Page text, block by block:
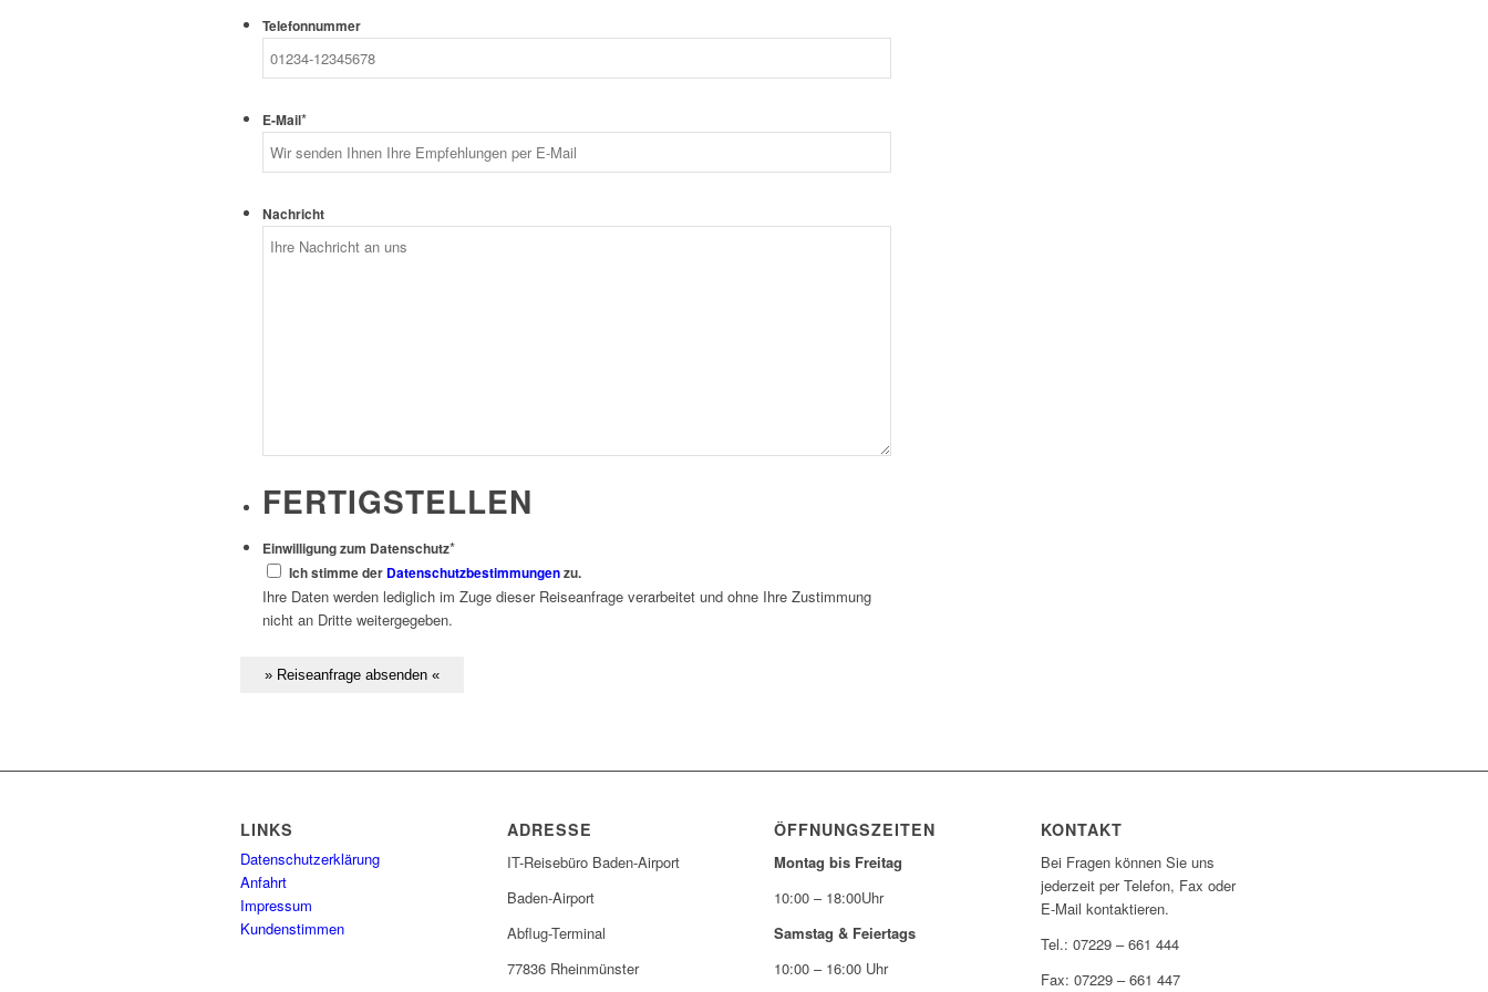
Telefonnummer
E-Mail*
Nachricht
FERTIGSTELLEN
Einwilligung zum Datenschutz*
Ich stimme der Datenschutzbestimmungenzu.
Ihre Daten werden lediglich im Zuge dieser Reiseanfrage verarbeitet und ohne Ihre Zustimmung
nicht an Dritte weitergegeben.
LINKS
Datenschutzerklärung
Anfahrt
Impressum
Kundenstimmen
ADRESSE
IT-Reisebüro Baden-Airport
Baden-Airport
Abflug-Terminal
77836 Rheinmünster
ÖFFNUNGSZEITEN
Montag bis Freitag
10:00 – 18:00Uhr
Samstag & Feiertags
10:00 – 16:00 Uhr
KONTAKT
Bei Fragen können Sie uns
jederzeit per Telefon, Fax oder
E-Mail kontaktieren.
Tel.: 07229 – 661 444
Fax: 07229 – 661 447